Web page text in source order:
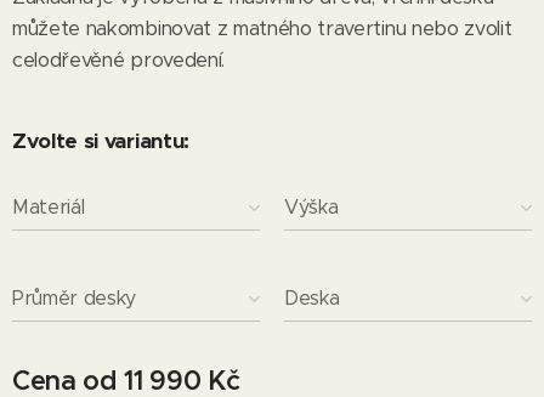
můžete nakombinovat z matného travertinu nebo zvolit
celodřevěné provedení.
Zvolte si variantu:
Materiál Výška
Průměr desky Deska
Cena od11 990 Kč